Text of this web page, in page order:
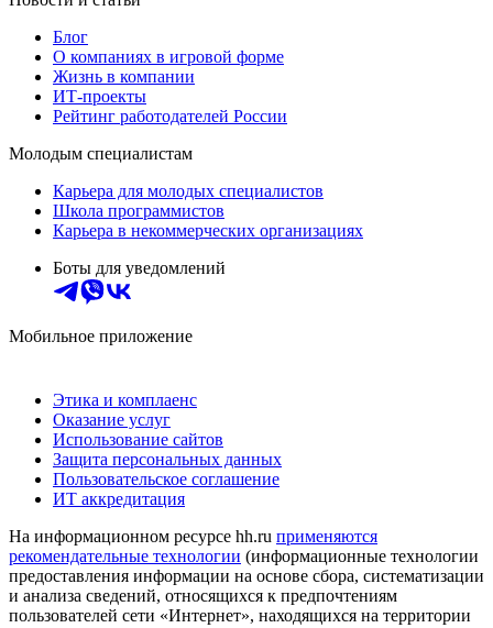
Блог
О компаниях в игровой форме
Жизнь в компании
ИТ-проекты
Рейтинг работодателей России
Молодым специалистам
Карьера для молодых специалистов
Школа программистов
Карьера в некоммерческих организациях
Боты для уведомлений
Мобильное приложение
Этика и комплаенс
Оказание услуг
Использование сайтов
Защита персональных данных
Пользовательское соглашение
ИТ аккредитация
На информационном ресурсе hh.ru применяются
рекомендательные технологии (информационные технологии
предоставления информации на основе сбора, систематизации
и анализа сведений, относящихся к предпочтениям
пользователей сети «Интернет», находящихся на территории